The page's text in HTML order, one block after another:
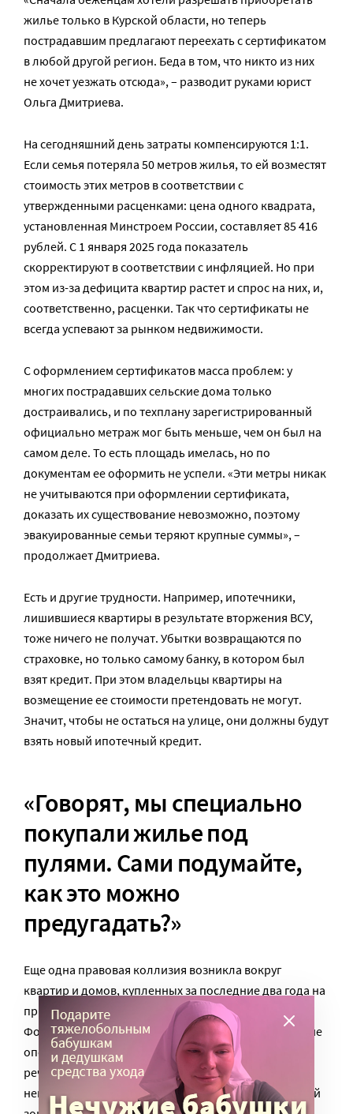
жилье только в Курской области, но теперь
пострадавшим предлагают переехать с сертификатом
в любой другой регион. Беда в том, что никто из них
не хочет уезжать отсюда», – разводит руками юрист
Ольга Дмитриева.
На сегодняшний день затраты компенсируются 1:1.
Если семья потеряла 50 метров жилья, то ей возместят
стоимость этих метров в соответствии с
утвержденными расценками: цена одного квадрата,
установленная Минстроем России, составляет 85 416
рублей. С 1 января 2025 года показатель
скорректируют в соответствии с инфляцией. Но при
этом из-за дефицита квартир растет и спрос на них, и,
соответственно, расценки. Так что сертификаты не
всегда успевают за рынком недвижимости.
С оформлением сертификатов масса проблем: у
многих пострадавших сельские дома только
достраивались, и по техплану зарегистрированный
официально метраж мог быть меньше, чем он был на
самом деле. То есть площадь имелась, но по
документам ее оформить не успели. «Эти метры никак
не учитываются при оформлении сертификата,
доказать их существование невозможно, поэтому
эвакуированные семьи теряют крупные суммы», –
продолжает Дмитриева.
Есть и другие трудности. Например, ипотечники,
лишившиеся квартиры в результате вторжения ВСУ,
тоже ничего не получат. Убытки возвращаются по
страховке, но только самому банку, в котором был
взят кредит. При этом владельцы квартиры на
возмещение ее стоимости претендовать не могут.
Значит, чтобы не остаться на улице, они должны будут
взять новый ипотечный кредит.
«Говорят, мы специально
покупали жилье под
пулями. Сами подумайте,
как это можно
предугадать?»
Еще одна правовая коллизия возникла вокруг
квартир и домов, купленных за последние два года на
приграничных территориях Курской области.
Формально выходило распоряжение о том, что такие
операции с недвижимостью незаконны. Вот только
речь шла о населенных пунктах, расположенных
непосредственно на границе либо в 5-километровой